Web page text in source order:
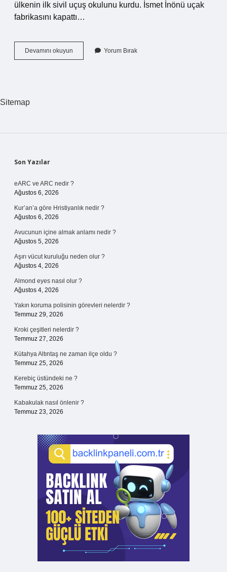
ülkenin ilk sivil uçuş okulunu kurdu. İsmet İnönü uçak
fabrikasını kapattı…
Devamını okuyun
Ne
Yorum Bırak
Sitemap
Sidebar
Son Yazılar
eARC ve ARC nedir ?
Ağustos 6, 2026
Kur’an’a göre Hristiyanlık nedir ?
Ağustos 6, 2026
Avucunun içine almak anlamı nedir ?
Ağustos 5, 2026
Aşırı vücut kuruluğu neden olur ?
Ağustos 4, 2026
Almond eyes nasıl olur ?
Ağustos 4, 2026
Yakın koruma polisinin görevleri nelerdir ?
Temmuz 29, 2026
Kroki çeşitleri nelerdir ?
Temmuz 27, 2026
Kütahya Altıntaş ne zaman ilçe oldu ?
Temmuz 25, 2026
Kerebiç üstündeki ne ?
Temmuz 25, 2026
Kabakulak nasıl önlenir ?
Temmuz 23, 2026